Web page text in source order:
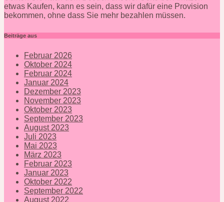
etwas Kaufen, kann es sein, dass wir dafür eine Provision
bekommen, ohne dass Sie mehr bezahlen müssen.
Beiträge aus
Februar 2026
Oktober 2024
Februar 2024
Januar 2024
Dezember 2023
November 2023
Oktober 2023
September 2023
August 2023
Juli 2023
Mai 2023
März 2023
Februar 2023
Januar 2023
Oktober 2022
September 2022
August 2022